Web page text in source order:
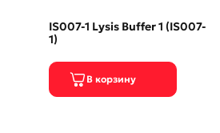
IS007-1 Lysis Buffer 1 (IS007-
1)